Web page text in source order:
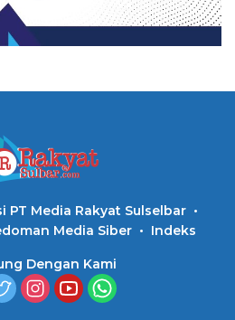
PT Media Rakyat Sulselbar
Media Siber Indeks
Dengan Kami